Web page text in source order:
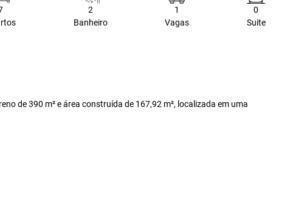
2
Banheiro
1
Vagas
0
Suite
de 390 m² e área construída de 167,92 m², localizada em uma